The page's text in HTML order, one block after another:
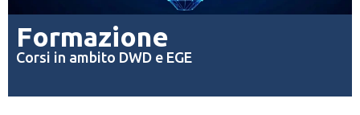
Formazione
Corsi in ambito DWD e EGE